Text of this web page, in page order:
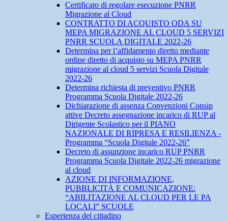
Certificato di regolare esecuzione PNRR
Migrazione al Cloud
CONTRATTO DI ACQUISTO ODA SU
MEPA MIGRAZIONE AL CLOUD 5 SERVIZI
PNRR SCUOLA DIGITALE 2022-26
Determina per l’affidamento diretto mediante
ordine diretto di acquisto su MEPA PNRR
migrazione al cloud 5 servizi Scuola Digitale
2022-26
Determina richiesta di preventivo PNRR
Programma Scuola Digitale 2022-26
Dichiarazione di assenza Convenzioni Consip
attive Decreto assegnazione incarico di RUP al
Dirigente Scolastico per il PIANO
NAZIONALE DI RIPRESA E RESILIENZA -
Programma “Scuola Digitale 2022-26”
Decreto di assunzione incarico RUP PNRR
Programma Scuola Digitale 2022-26 migrazione
al cloud
AZIONE DI INFORMAZIONE,
PUBBLICITÀ E COMUNICAZIONE:
“ABILITAZIONE AL CLOUD PER LE PA
LOCALI” SCUOLE
Esperienza del cittadino